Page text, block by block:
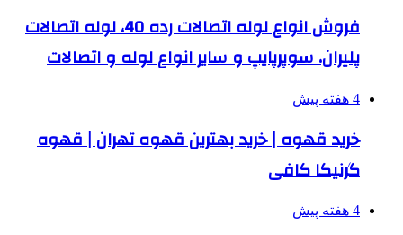
فروش انواع لوله اتصالات رده 40، لوله اتصالات
پلیران، سوپرپایپ و سایر انواع لوله و اتصالات
4 هفته پیش
خرید قهوه | خرید بهترین قهوه تهران | قهوه
گرنیکا کافی
4 هفته پیش